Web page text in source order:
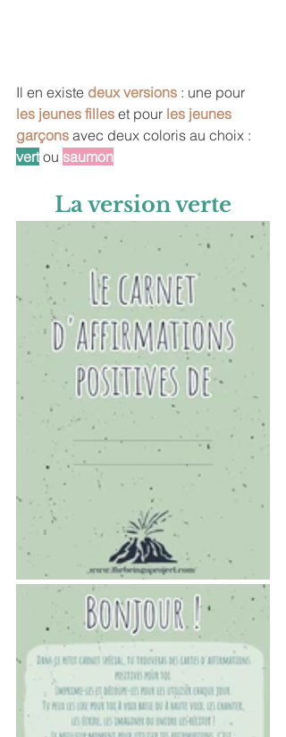
Il en existe deux versions : une pour
les jeunes filles et pour les jeunes
garçons avec deux coloris au choix :
vert ou saumon
La version verte